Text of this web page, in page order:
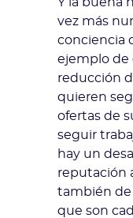
vez más
conciencia
ejemplo de
reducción
quieren
ofertas de
seguir
hay un
reputación
también de
que son